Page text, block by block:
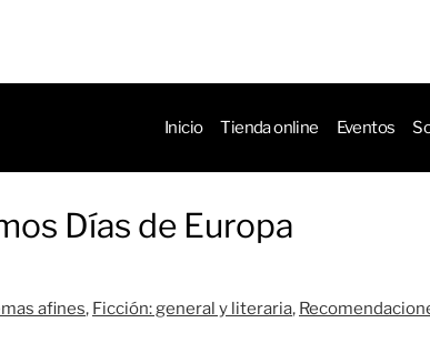
Inicio Tienda online Eventos
Días de Europa
afines, Ficción: general y literaria,